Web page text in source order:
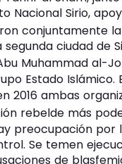
Nacional Sirio,
conjuntamente la
ciudad de
Muhammad al-
Estado Islámico.
2016 ambas
rebelde más
preocupación por
Se temen
de